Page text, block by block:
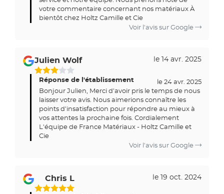
votre commentaire concernant nos matériaux À
bientôt chez Holtz Camille et Cie
Voir l'avis sur Google
Julien Wolf
3
Étoiles
Sur
le 14 avr. 2025
Réponse de l'établissement
le 24 avr. 2025
Bonjour Julien, Merci d'avoir pris le temps de nous
laisser votre avis. Nous aimerions connaître les
points d'insatisfaction pour répondre au mieux à
vos attentes la prochaine fois. Cordialement
L'équipe de France Matériaux - Holtz Camille et
Cie
Voir l'avis sur Google
Chris L
5
le 19 oct. 2024